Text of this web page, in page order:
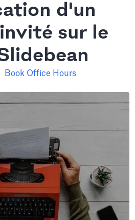
d'un
sur le
Book Office Hours